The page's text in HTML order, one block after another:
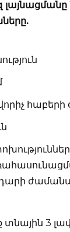
հաբերի
տնային 3